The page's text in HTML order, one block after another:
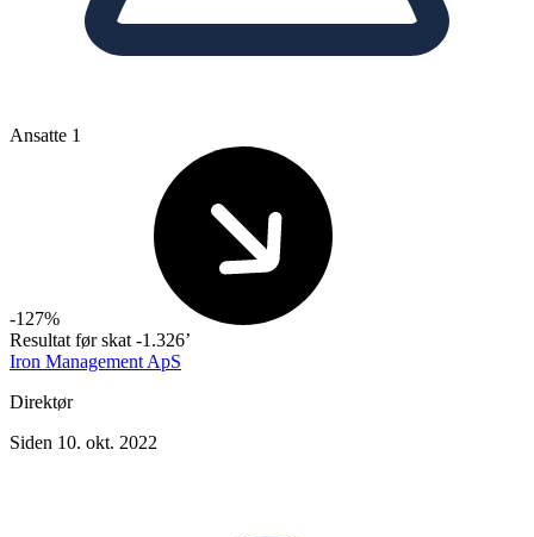
Ansatte 1
-127%
Resultat før skat -1.326’
Iron Management ApS
Direktør
Siden 10. okt. 2022